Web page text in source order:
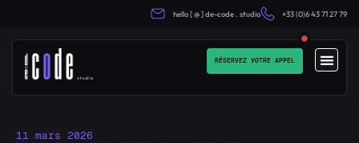
hello [ @ ] de-code . studio +33 (0)6 43 71 27 79
RÉSERVEZ VOTRE APPEL
11 mars 2026